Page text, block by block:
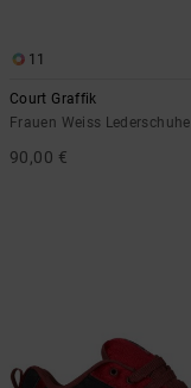
11
Court Graffik
Frauen Weiss Lederschuhe
90,00 €